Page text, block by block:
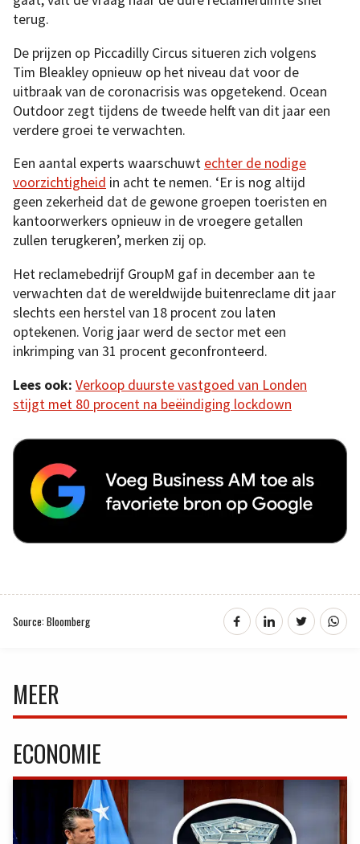
terug.
De prijzen op Piccadilly Circus situeren zich volgens
Tim Bleakley opnieuw op het niveau dat voor de
uitbraak van de coronacrisis was opgetekend. Ocean
Outdoor zegt tijdens de tweede helft van dit jaar een
verdere groei te verwachten.
Een aantal experts waarschuwt echter de nodige
voorzichtigheid in acht te nemen. ‘Er is nog altijd
geen zekerheid dat de gewone groepen toeristen en
kantoorwerkers opnieuw in de vroegere getallen
zullen terugkeren’, merken zij op.
Het reclamebedrijf GroupM gaf in december aan te
verwachten dat de wereldwijde buitenreclame dit jaar
slechts een herstel van 18 procent zou laten
optekenen. Vorig jaar werd de sector met een
inkrimping van 31 procent geconfronteerd.
Lees ook: Verkoop duurste vastgoed van Londen
stijgt met 80 procent na beëindiging lockdown
Source: Bloomberg
MEER
ECONOMIE